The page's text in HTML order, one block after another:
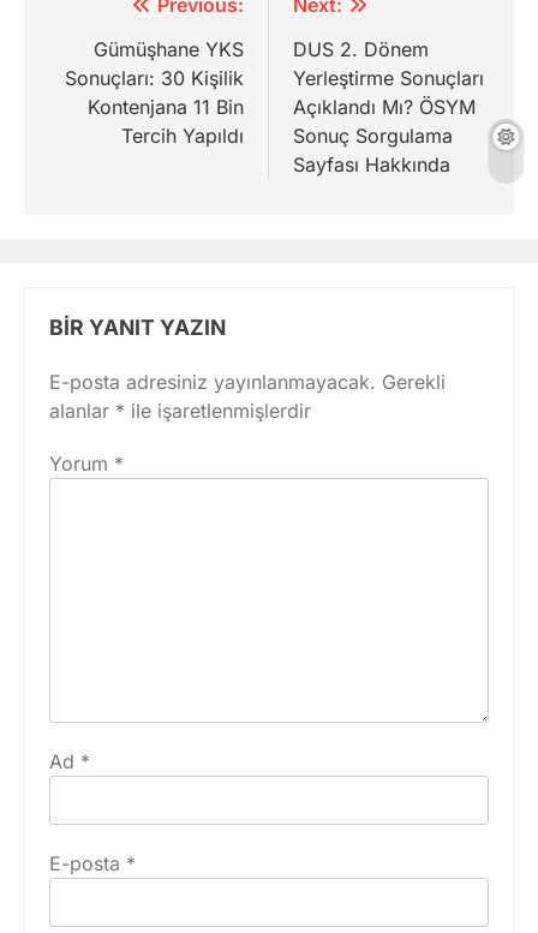
gezinmesi
Previous:
Gümüşhane YKS
Sonuçları: 30 Kişilik
Kontenjana 11 Bin
Tercih Yapıldı
Next:
DUS 2. Dönem
Yerleştirme Sonuçları
Açıklandı Mı? ÖSYM
Sonuç Sorgulama
Sayfası Hakkında
BIR YANIT YAZIN
E-posta adresiniz yayınlanmayacak. Gerekli
alanlar * ile işaretlenmişlerdir
Yorum *
Ad *
E-posta *